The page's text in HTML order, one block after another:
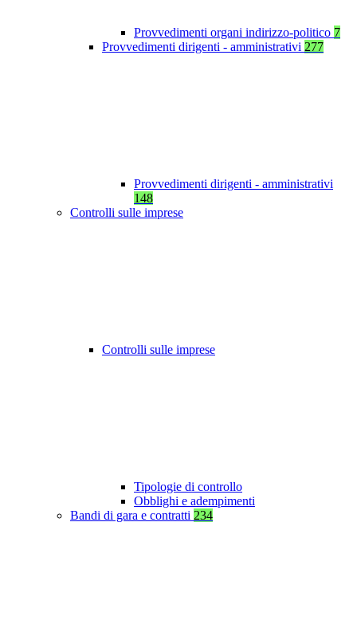
Provvedimenti organi indirizzo-politico 7
Provvedimenti dirigenti - amministrativi 277
Provvedimenti dirigenti - amministrativi
148
Controlli sulle imprese
Controlli sulle imprese
Tipologie di controllo
Obblighi e adempimenti
Bandi di gara e contratti 234